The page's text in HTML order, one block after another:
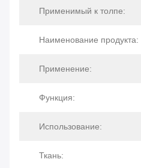
Применимый к толпе:
Наименование продукта:
Применение:
Функция:
Использование:
Ткань: